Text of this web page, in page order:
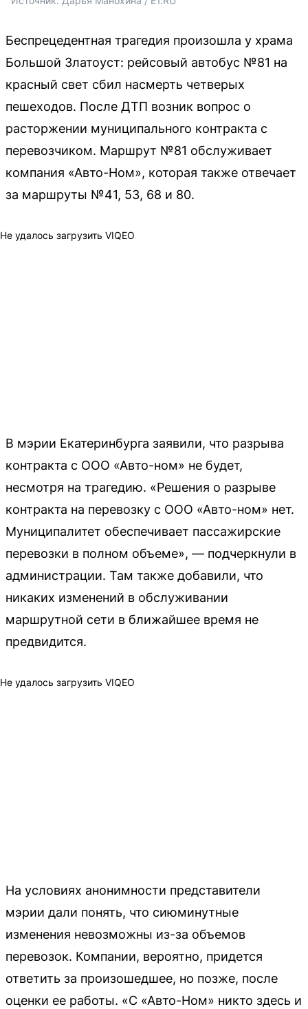
Беспрецедентная трагедия произошла у храма
Большой Златоуст: рейсовый автобус №81 на
красный свет сбил насмерть четверых
пешеходов. После ДТП возник вопрос о
расторжении муниципального контракта с
перевозчиком. Маршрут №81 обслуживает
компания «Авто-Ном», которая также отвечает
за маршруты №41, 53, 68 и 80.
Не удалось загрузить VIQEO
В мэрии Екатеринбурга заявили, что разрыва
контракта с ООО «Авто-ном» не будет,
несмотря на трагедию. «Решения о разрыве
контракта на перевозку с ООО «Авто-ном» нет.
Муниципалитет обеспечивает пассажирские
перевозки в полном объеме», — подчеркнули в
администрации. Там также добавили, что
никаких изменений в обслуживании
маршрутной сети в ближайшее время не
предвидится.
Не удалось загрузить VIQEO
На условиях анонимности представители
мэрии дали понять, что сиюминутные
изменения невозможны из-за объемов
перевозок. Компании, вероятно, придется
ответить за произошедшее, но позже, после
оценки ее работы. «С «Авто-Ном» никто здесь и